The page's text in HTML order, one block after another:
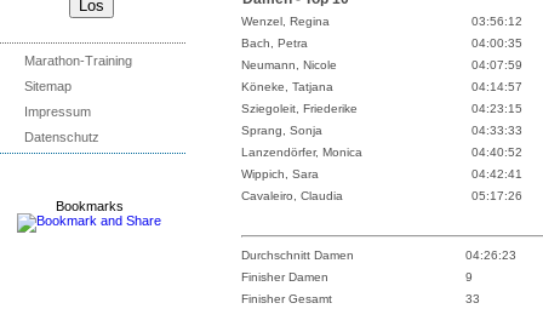
Marathon-Training
Sitemap
Impressum
Datenschutz
Bookmarks
Wenzel, Regina
03:56:12
Bach, Petra
04:00:35
Neumann, Nicole
04:07:59
Köneke, Tatjana
04:14:57
Sziegoleit, Friederike
04:23:15
Sprang, Sonja
04:33:33
Lanzendörfer, Monica
04:40:52
Wippich, Sara
04:42:41
Cavaleiro, Claudia
05:17:26
Durchschnitt Damen
04:26:23
Finisher Damen
9
Finisher Gesamt
33